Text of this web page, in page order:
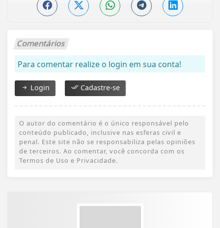
Comentários
Para comentar realize o login em sua conta!
Login Cadastre-se
O autor do comentário é o único responsável pelo
conteúdo publicado, inclusive nas esferas civil e
penal. Este site não se responsabiliza pelas opiniões
de terceiros. Ao comentar, você concorda com os
Termos de Uso e Privacidade.